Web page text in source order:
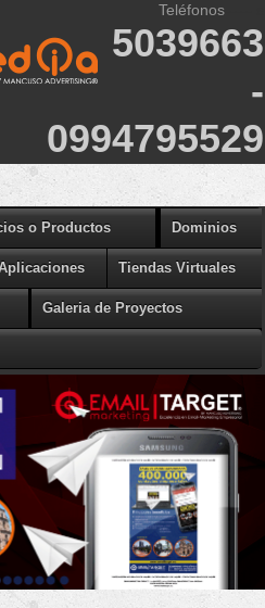
Teléfonos
5039663
-
0994795529
o Productos Dominios
Tiendas Virtuales
Galeria de Proyectos